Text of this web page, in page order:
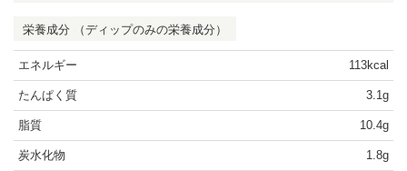
栄養成分 （ディップのみの栄養成分）
エネルギー 113kcal
たんぱく質 3.1g
脂質 10.4g
炭水化物 1.8g